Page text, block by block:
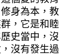
身為本，教
，它是和睦
史當中，沒
沒有發生過